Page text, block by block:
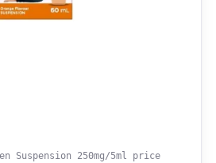
Suspension 250mg/5ml price